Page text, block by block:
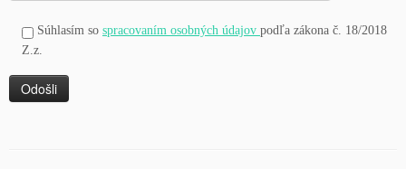
Súhlasím so spracovaním osobných údajov podľa zákona č. 18/2018
Z.z.